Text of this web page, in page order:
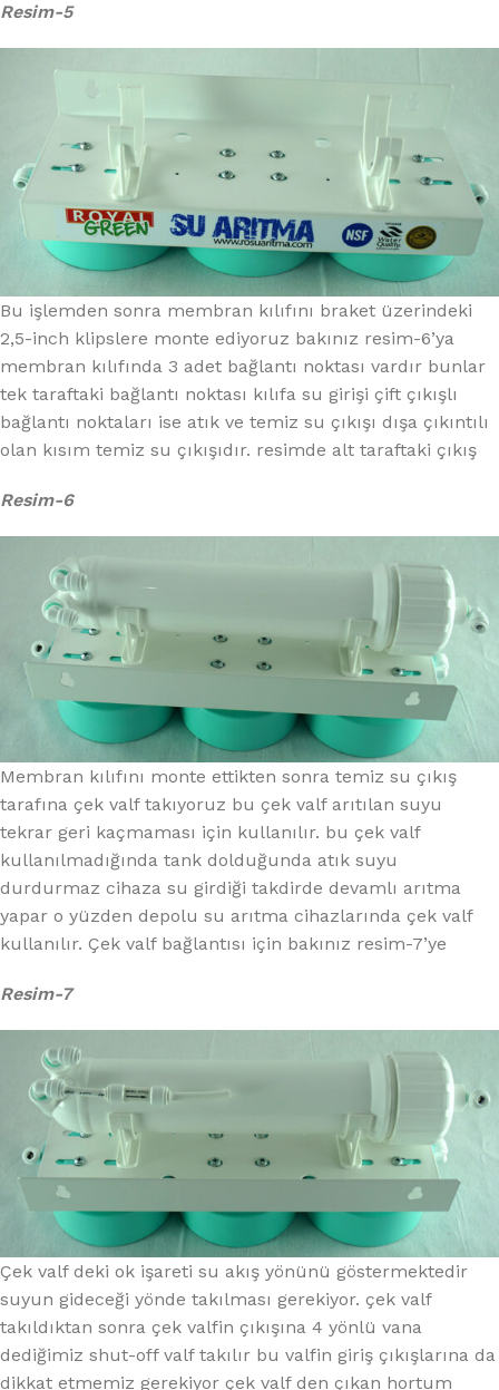
Resim-5
Bu işlemden sonra membran kılıfını braket üzerindeki
2,5-inch klipslere monte ediyoruz bakınız resim-6’ya
membran kılıfında 3 adet bağlantı noktası vardır bunlar
tek taraftaki bağlantı noktası kılıfa su girişi çift çıkışlı
bağlantı noktaları ise atık ve temiz su çıkışı dışa çıkıntılı
olan kısım temiz su çıkışıdır. resimde alt taraftaki çıkış
Resim-6
Membran kılıfını monte ettikten sonra temiz su çıkış
tarafına çek valf takıyoruz bu çek valf arıtılan suyu
tekrar geri kaçmaması için kullanılır. bu çek valf
kullanılmadığında tank dolduğunda atık suyu
durdurmaz cihaza su girdiği takdirde devamlı arıtma
yapar o yüzden depolu su arıtma cihazlarında çek valf
kullanılır. Çek valf bağlantısı için bakınız resim-7’ye
Resim-7
Çek valf deki ok işareti su akış yönünü göstermektedir
suyun gideceği yönde takılması gerekiyor. çek valf
takıldıktan sonra çek valfin çıkışına 4 yönlü vana
dediğimiz shut-off valf takılır bu valfin giriş çıkışlarına da
dikkat etmemiz gerekiyor çek valf den çıkan hortum